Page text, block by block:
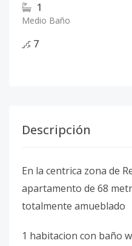
1
Medio Baño
7
Descripción
En la centrica zona de
apartamento de 68
totalmente amueblado
1 habitacion con baño